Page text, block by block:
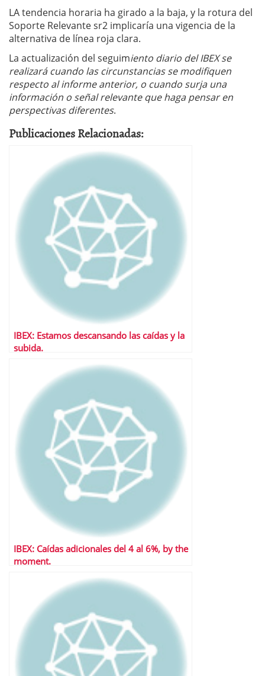
LA tendencia horaria ha girado a la baja, y la rotura del
Soporte Relevante sr2 implicaría una vigencia de la
alternativa de línea roja clara.
La actualización del seguimiento diario del IBEX se
realizará cuando las circunstancias se modifiquen
respecto al informe anterior, o cuando surja una
información o señal relevante que haga pensar en
perspectivas diferentes.
Publicaciones Relacionadas:
IBEX: Estamos descansando las caídas y la
subida.
IBEX: Caídas adicionales del 4 al 6%, by the
moment.